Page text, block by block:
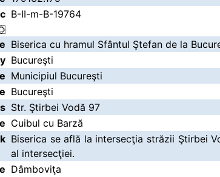
B-II-m-B-19764
Biserica cu hramul Sfântul Ştefan de la
Bucureşti
Municipiul Bucureşti
Bucureşti
Str. Ştirbei Vodă 97
Cuibul cu Barză
Biserica se află la intersecţia străzii Ştirbei
al intersecţiei.
Dâmboviţa